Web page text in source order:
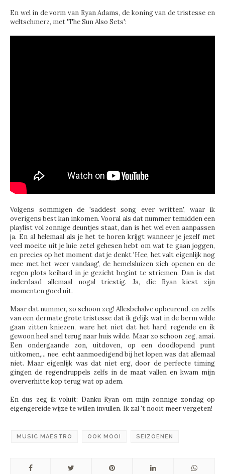
En wel in de vorm van Ryan Adams, de koning van de tristesse en
weltschmerz, met 'The Sun Also Sets':
Volgens sommigen de 'saddest song ever written', waar ik
overigens best kan inkomen. Vooral als dat nummer temidden een
playlist vol zonnige deuntjes staat, dan is het wel even aanpassen
ja. En al helemaal als je het te horen krijgt wanneer je jezelf met
veel moeite uit je luie zetel gehesen hebt om wat te gaan joggen,
en precies op het moment dat je denkt 'Hee, het valt eigenlijk nog
mee met het weer vandaag', de hemelsluizen zich openen en de
regen plots keihard in je gezicht begint te striemen. Dan is dat
inderdaad allemaal nogal triestig. Ja, die Ryan kiest zijn
momenten goed uit.
Maar dat nummer, zo schoon zeg! Allesbehalve opbeurend, en zelfs
van een dermate grote tristesse dat ik gelijk wat in de berm wilde
gaan zitten kniezen, ware het niet dat het hard regende en ik
gewoon heel snel terug naar huis wilde. Maar zo schoon zeg, amai.
Een ondergaande zon, uitdoven, op een doodlopend punt
uitkomen,... nee, echt aanmoedigend bij het lopen was dat allemaal
niet. Maar eigenlijk was dat niet erg, door de perfecte timing
gingen de regendruppels zelfs in de maat vallen en kwam mijn
oververhitte kop terug wat op adem.
En dus zeg ik voluit: Danku Ryan om mijn zonnige zondag op
eigengereide wijze te willen invullen. Ik zal 't nooit meer vergeten!
MUSIC MAESTRO OOK MOOI SEIZOENEN